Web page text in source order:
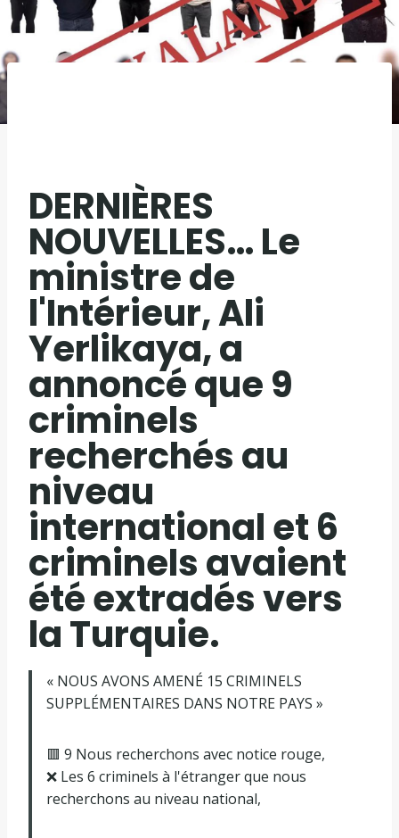
DERNIÈRES
NOUVELLES… Le
ministre de
l'Intérieur, Ali
Yerlikaya, a
annoncé que 9
criminels
recherchés au
niveau
international et 6
criminels avaient
été extradés vers
la Turquie.
« NOUS AVONS AMENÉ 15 CRIMINELS
SUPPLÉMENTAIRES DANS NOTRE PAYS »
🟥 9 Nous recherchons avec notice rouge,
❌ Les 6 criminels à l'étranger que nous
recherchons au niveau national,